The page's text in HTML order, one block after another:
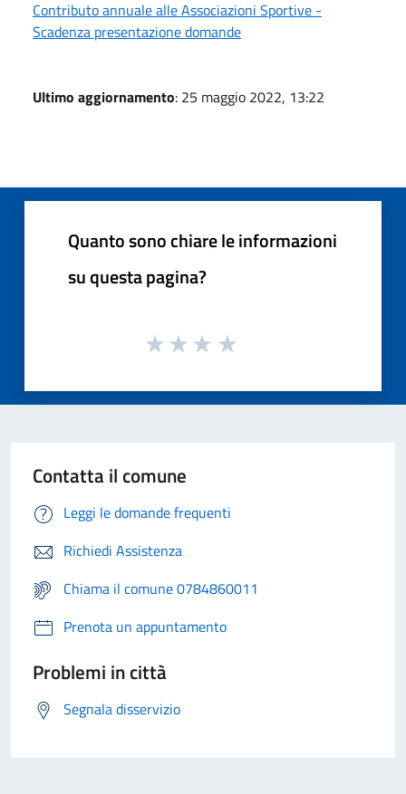
Contributo annuale alle Associazioni Sportive -
Scadenza presentazione domande
Ultimo aggiornamento: 25 maggio 2022, 13:22
Quanto sono chiare le informazioni
su questa pagina?
Contatta il comune
Leggi le domande frequenti
Richiedi Assistenza
Chiama il comune 0784860011
Prenota un appuntamento
Problemi in città
Segnala disservizio